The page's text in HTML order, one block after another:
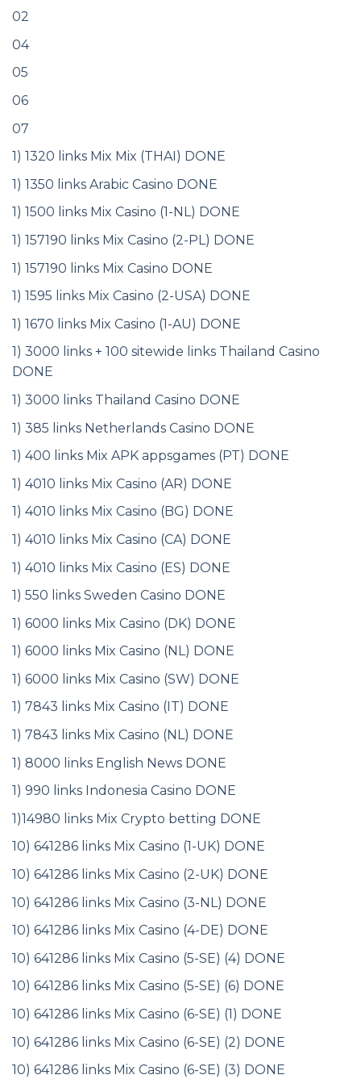
02
04
05
06
07
1) 1320 links Mix Mix (THAI) DONE
1) 1350 links Arabic Casino DONE
1) 1500 links Mix Casino (1-NL) DONE
1) 157190 links Mix Casino (2-PL) DONE
1) 157190 links Mix Casino DONE
1) 1595 links Mix Casino (2-USA) DONE
1) 1670 links Mix Casino (1-AU) DONE
1) 3000 links + 100 sitewide links Thailand Casino
DONE
1) 3000 links Thailand Casino DONE
1) 385 links Netherlands Casino DONE
1) 400 links Mix APK appsgames (PT) DONE
1) 4010 links Mix Casino (AR) DONE
1) 4010 links Mix Casino (BG) DONE
1) 4010 links Mix Casino (CA) DONE
1) 4010 links Mix Casino (ES) DONE
1) 550 links Sweden Casino DONE
1) 6000 links Mix Casino (DK) DONE
1) 6000 links Mix Casino (NL) DONE
1) 6000 links Mix Casino (SW) DONE
1) 7843 links Mix Casino (IT) DONE
1) 7843 links Mix Casino (NL) DONE
1) 8000 links English News DONE
1) 990 links Indonesia Casino DONE
1)14980 links Mix Crypto betting DONE
10) 641286 links Mix Casino (1-UK) DONE
10) 641286 links Mix Casino (2-UK) DONE
10) 641286 links Mix Casino (3-NL) DONE
10) 641286 links Mix Casino (4-DE) DONE
10) 641286 links Mix Casino (5-SE) (4) DONE
10) 641286 links Mix Casino (5-SE) (6) DONE
10) 641286 links Mix Casino (6-SE) (1) DONE
10) 641286 links Mix Casino (6-SE) (2) DONE
10) 641286 links Mix Casino (6-SE) (3) DONE